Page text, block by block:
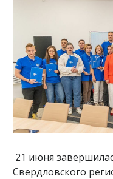
21 июня
Свердловского